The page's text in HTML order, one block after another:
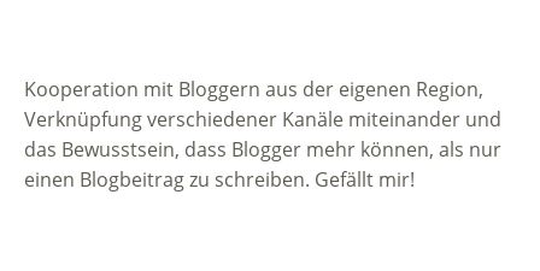
Kooperation mit Bloggern aus der eigenen Region,
Verknüpfung verschiedener Kanäle miteinander und
das Bewusstsein, dass Blogger mehr können, als nur
einen Blogbeitrag zu schreiben. Gefällt mir!